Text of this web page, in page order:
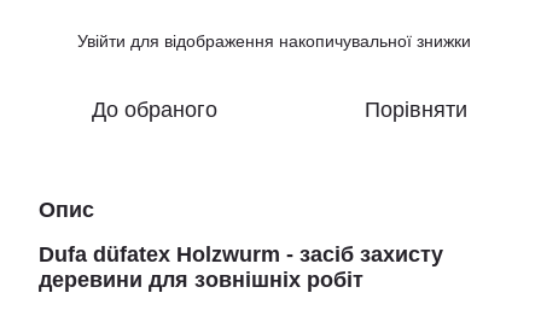
Увійти для відображення накопичувальної знижки
До обраного Порівняти
Опис
Dufa düfatex Holzwurm - засіб захисту
деревини для зовнішніх робіт